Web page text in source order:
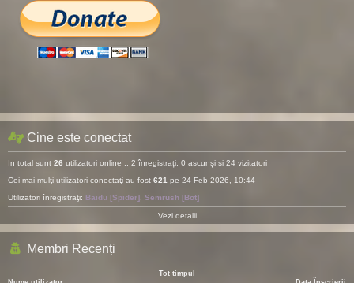
Cine este conectat
In total sunt 26 utilizatori online :: 2 înregistrați, 0 ascunși și 24 vizitatori
Cei mai mulţi utilizatori conectaţi au fost 621 pe 24 Feb 2026, 10:44
Utilizatori înregistraţi: Baidu [Spider] Semrush [Bot]
Vezi detalii
Membri Recenți
Tot timpul